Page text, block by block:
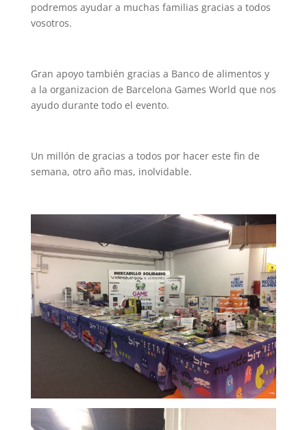
podremos ayudar a muchas familias gracias a todos
vosotros.
Gran apoyo también gracias a Banco de alimentos y
a la organizacion de Barcelona Games World que nos
ayudo durante todo el evento.
Un millón de gracias a todos por hacer este fin de
semana, otro año mas, inolvidable.